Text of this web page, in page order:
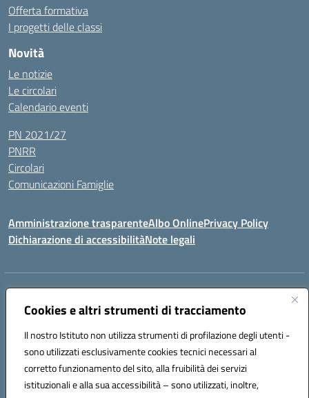
Cookies e altri strumenti di tracciamento
Il nostro Istituto non utilizza strumenti di profilazione degli utenti -
sono utilizzati esclusivamente cookies tecnici necessari al
corretto funzionamento del sito, alla fruibilità dei servizi
istituzionali e alla sua accessibilità – sono utilizzati, inoltre,
Offerta formativa
I progetti delle classi
Novità
Le notizie
Le circolari
Calendario eventi
PN 2021/27
PNRR
Circolari
Comunicazioni Famiglie
Amministrazione trasparenteAlbo OnlinePrivacy Policy
Dichiarazione di accessibilitàNote legali
Indirizzo:
Centralino:(+39) 0737787634 Email:mcic80700n@istruzione.it
Codice fiscale: 92010940432
Codice meccanografico:
MCIC80700N
Codice unico di fatturazione (CUF): UF5MY2